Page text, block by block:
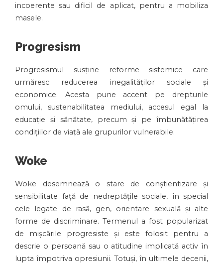
incoerente sau dificil de aplicat, pentru a mobiliza
masele.
Progresism
Progresismul susține reforme sistemice care
urmăresc reducerea inegalităților sociale și
economice. Acesta pune accent pe drepturile
omului, sustenabilitatea mediului, accesul egal la
educație și sănătate, precum și pe îmbunătățirea
condițiilor de viață ale grupurilor vulnerabile.
Woke
Woke desemnează o stare de conștientizare și
sensibilitate față de nedreptățile sociale, în special
cele legate de rasă, gen, orientare sexuală și alte
forme de discriminare. Termenul a fost popularizat
de mișcările progresiste și este folosit pentru a
descrie o persoană sau o atitudine implicată activ în
lupta împotriva opresiunii. Totuși, în ultimele decenii,